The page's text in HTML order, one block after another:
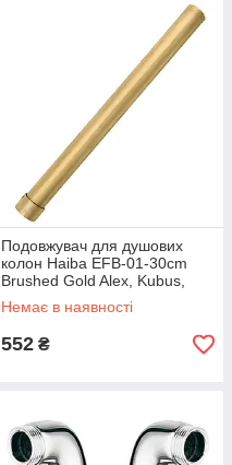
Подовжувач для душових
колон Haiba EFB-01-30cm
Brushed Gold Alex, Kubus,
Milano (колір матове золото)
(HB9685)
Немає в наявності
552 ₴